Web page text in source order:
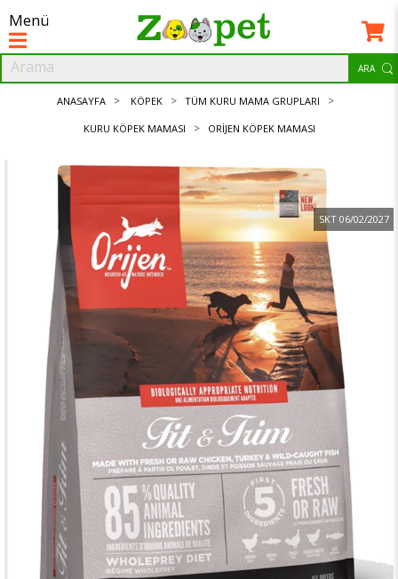
Menü
ANASAYFA KÖPEK TÜM KURU MAMA GRUPLARI
KURU KÖPEK MAMASI ORIJEN KÖPEK MAMASI
SKT 06/02/2027